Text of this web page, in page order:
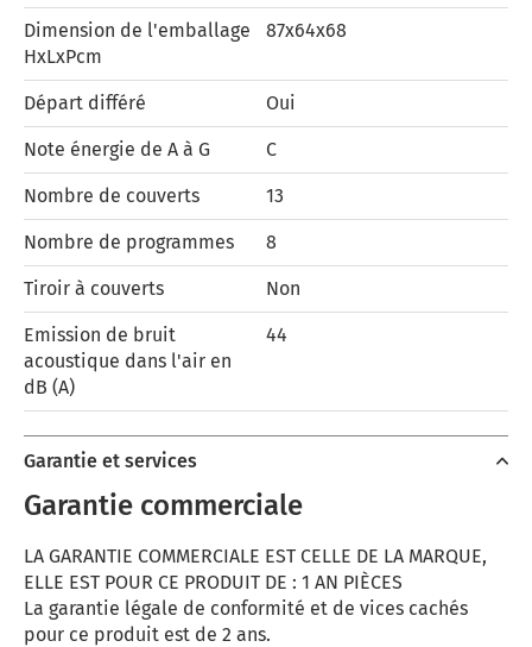
Dimension de l'emballage
HxLxPcm
87x64x68
Départ différé Oui
Note énergie de A à G C
Nombre de couverts 13
Nombre de programmes 8
Tiroir à couverts Non
Emission de bruit
acoustique dans l'air en
dB (A)
44
Garantie et services
Garantie commerciale
LA GARANTIE COMMERCIALE EST CELLE DE LA MARQUE,
ELLE EST POUR CE PRODUIT DE : 1 AN PIÈCES
La garantie légale de conformité et de vices cachés
pour ce produit est de 2 ans.